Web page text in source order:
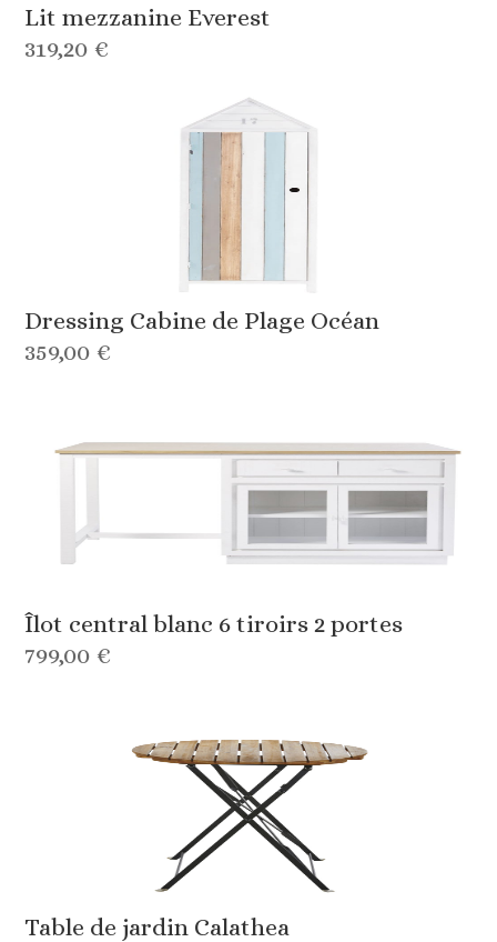
Lit mezzanine Everest
319,20 €
Dressing Cabine de Plage Océan
359,00 €
Îlot central blanc 6 tiroirs 2 portes
799,00 €
Table de jardin Calathea